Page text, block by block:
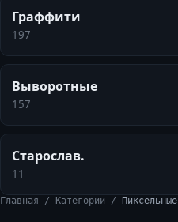
Граффити
197
Выворотные
157
Старослав.
11
Главная / Категории / Пиксельные